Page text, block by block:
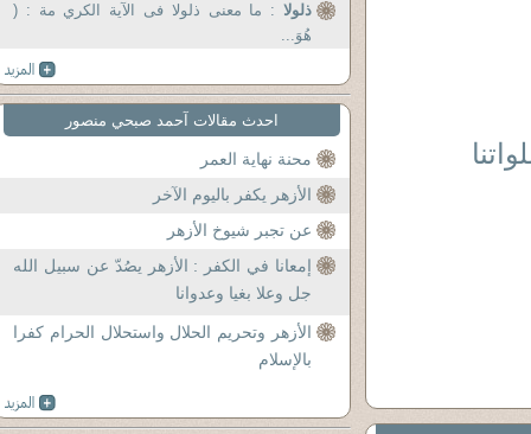
ذلولا : ما معنى ذلولا فى الآية الكري مة : (
هُوَ...
احدث مقالات آحمد صبحي منصور
محنة نهاية العمر
الأزهر يكفر باليوم الآخر
عن تجبر شيوخ الأزهر
إمعانا في الكفر : الأزهر يصُدّ عن سبيل الله
جل وعلا بغيا وعدوانا
الأزهر وتحريم الحلال واستحلال الحرام كفرا
بالإسلام